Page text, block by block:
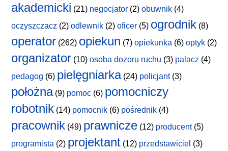
akademicki (21) negocjator (2) obuwnik (4)
oczyszczacz (2) odlewnik (2) oficer (5) ogrodnik (8)
operator (262) opiekun (7) opiekunka (6) optyk (2)
organizator (10) osoba dozoru ruchu (3) palacz (4)
pedagog (6) pielęgniarka(24) policjant(3)
położna(9) pomoc (6) pomocniczy
robotnik (14) pomocnik (6) pośrednik (4)
pracownik (49) prawnicze (12) producent(5)
programista (2) projektant (12) przedstawiciel (3)